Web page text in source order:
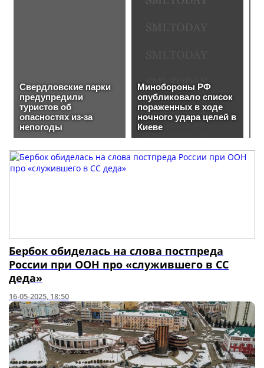
Бербок обиделась на слова постпреда
России при ООН про «служившего в СС
деда»
16-05-2025, 18:50